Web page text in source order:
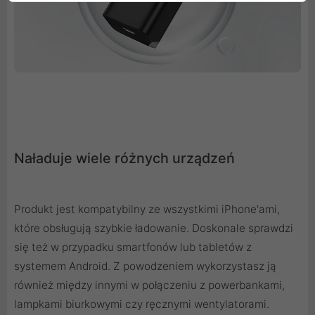
Naładuje wiele różnych urządzeń
Produkt jest kompatybilny ze wszystkimi iPhone'ami,
które obsługują szybkie ładowanie. Doskonale sprawdzi
się też w przypadku smartfonów lub tabletów z
systemem Android. Z powodzeniem wykorzystasz ją
również między innymi w połączeniu z powerbankami,
lampkami biurkowymi czy ręcznymi wentylatorami.